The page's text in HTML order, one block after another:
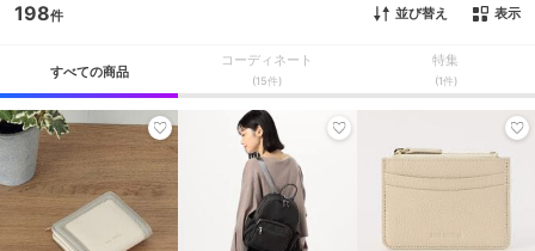
198 並び替え 表示
すべての商品
コーディネート
(15件)
特集
(1件)